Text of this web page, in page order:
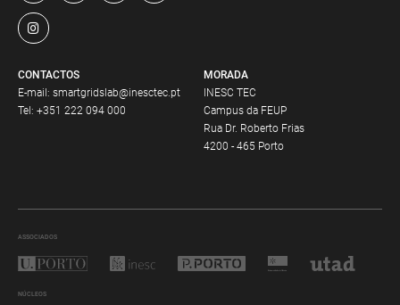
MORADA
INESC TEC
Campus da FEUP
Rua Dr. Roberto Frias
4200 - 465 Porto
CONTACTOS
E-mail: smartgridslab@inesctec.pt
Tel: +351 222 094 000
ASSOCIADOS
NÚCLEOS